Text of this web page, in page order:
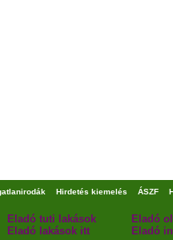
Hirdetés kiemelés ÁSZF
Eladó tuti lakások
Eladó
Eladó lakások itt Eladó